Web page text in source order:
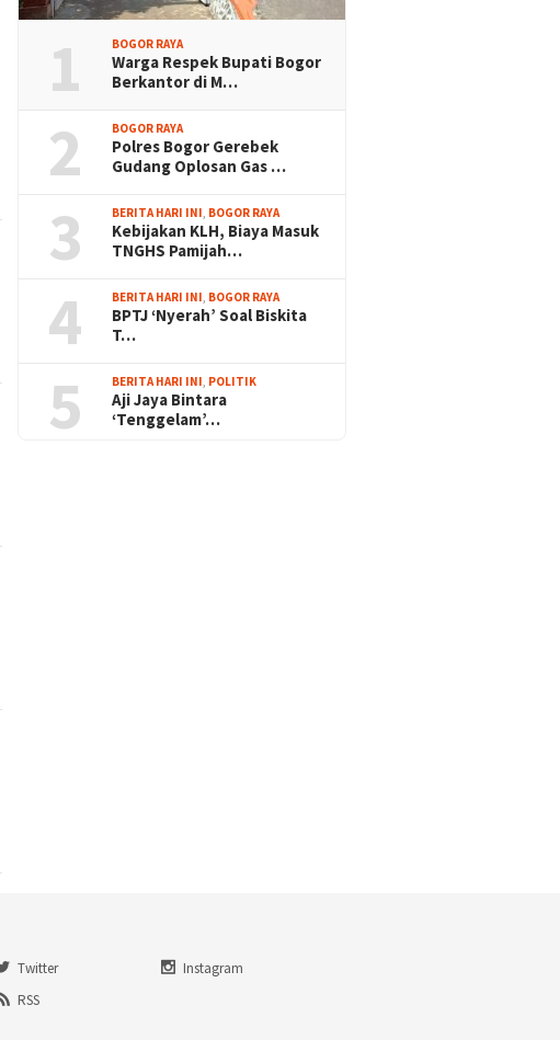
1 BOGOR RAYA
Warga Respek Bupati Bogor
Berkantor di M…
2 BOGOR RAYA
Polres Bogor Gerebek
Gudang Oplosan Gas …
3 BERITA HARI INI, BOGOR RAYA
Kebijakan KLH, Biaya Masuk
TNGHS Pamijah…
4 BERITA HARI INI, BOGOR RAYA
BPTJ ‘Nyerah’ Soal Biskita
T…
5 BERITA HARI INI, POLITIK
Aji Jaya Bintara
‘Tenggelam’…
Twitter
Instagram
RSS